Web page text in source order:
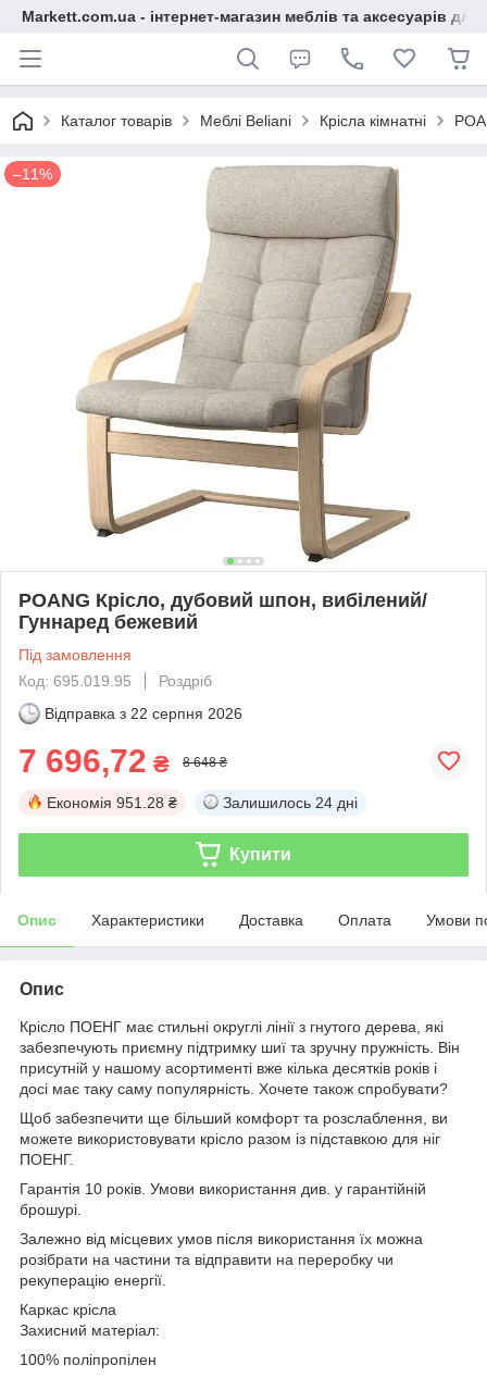
Markett.com.ua - інтернет-магазин меблів та аксесуарів для
Каталог товарів Меблі Beliani Крісла кімнатні
–11%
POANG Крісло, дубовий шпон, вибілений/
Гуннаред бежевий
Під замовлення
Код: 695.019.95
Роздріб
Відправка з 22 серпня 2026
7 696,72 ₴ 8 648 ₴
Економія 951.28 ₴ Залишилось 24 дні
Купити
Опис Характеристики Доставка Оплата Умови
Опис
Крісло ПОЕНГ має стильні округлі лінії з гнутого дерева, які
забезпечують приємну підтримку шиї та зручну пружність. Він
присутній у нашому асортименті вже кілька десятків років і
досі має таку саму популярність. Хочете також спробувати?
Щоб забезпечити ще більший комфорт та розслаблення, ви
можете використовувати крісло разом із підставкою для ніг
ПОЕНГ.
Гарантія 10 років. Умови використання див. у гарантійній
брошурі.
Залежно від місцевих умов після використання їх можна
розібрати на частини та відправити на переробку чи
рекуперацію енергії.
Каркас крісла
Захисний матеріал:
100% поліпропілен